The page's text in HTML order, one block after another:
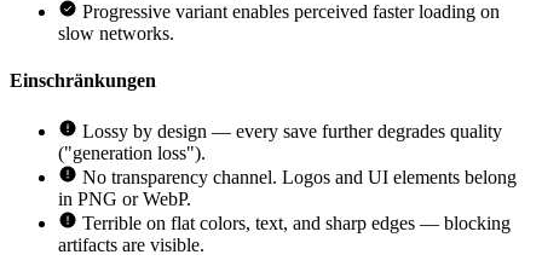
Progressive variant enables perceived faster loading on
slow networks.
Einschränkungen
Lossy by design — every save further degrades quality
("generation loss").
No transparency channel. Logos and UI elements belong
in PNG or WebP.
Terrible on flat colors, text, and sharp edges — blocking
artifacts are visible.